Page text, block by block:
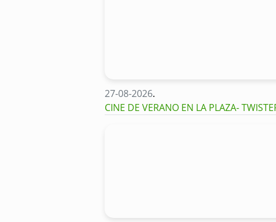
27-08-2026.
CINE DE VERANO EN LA PLAZA-